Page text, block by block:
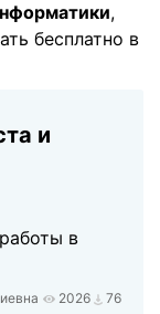
,
бесплатно в
и
в
2026 76